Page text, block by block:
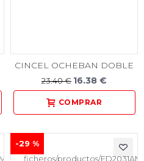
CINCEL OCHEBAN DOBLE
23.40 € 16.38 €
-29 %